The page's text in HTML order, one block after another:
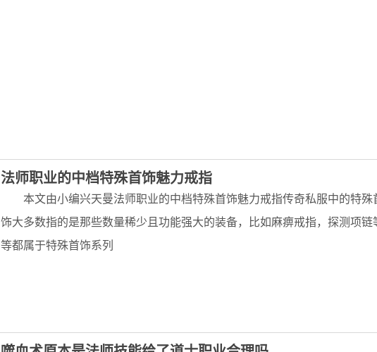
法师职业的中档特殊首饰魅力戒指
本文由小编兴天曼法师职业的中档特殊首饰魅力戒指传奇私服中的特殊
饰大多数指的是那些数量稀少且功能强大的装备，比如麻痹戒指，探测项链
等都属于特殊首饰系列